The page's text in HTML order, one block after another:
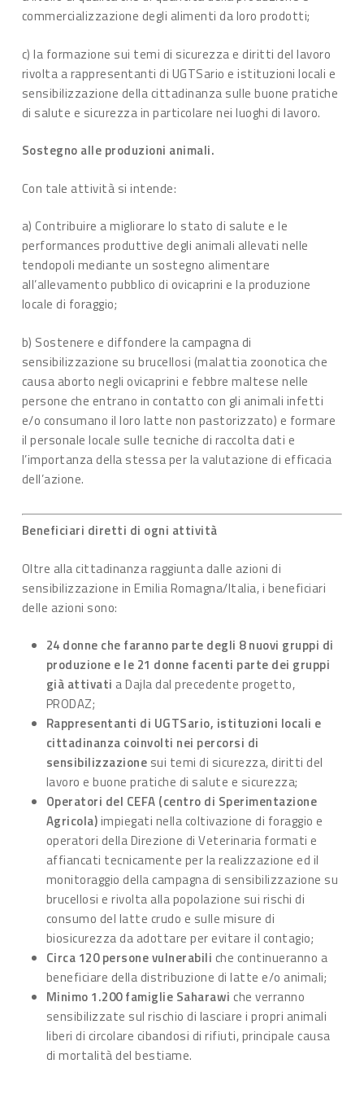
commercializzazione degli alimenti da loro prodotti;
c) la formazione sui temi di sicurezza e diritti del lavoro
rivolta a rappresentanti di UGTSario e istituzioni locali e
sensibilizzazione della cittadinanza sulle buone pratiche
di salute e sicurezza in particolare nei luoghi di lavoro.
Sostegno alle produzioni animali.
Con tale attività si intende:
a) Contribuire a migliorare lo stato di salute e le
performances produttive degli animali allevati nelle
tendopoli mediante un sostegno alimentare
all’allevamento pubblico di ovicaprini e la produzione
locale di foraggio;
b) Sostenere e diffondere la campagna di
sensibilizzazione su brucellosi (malattia zoonotica che
causa aborto negli ovicaprini e febbre maltese nelle
persone che entrano in contatto con gli animali infetti
e/o consumano il loro latte non pastorizzato) e formare
il personale locale sulle tecniche di raccolta dati e
l’importanza della stessa per la valutazione di efficacia
dell’azione.
Beneficiari diretti di ogni attività
Oltre alla cittadinanza raggiunta dalle azioni di
sensibilizzazione in Emilia Romagna/Italia, i beneficiari
delle azioni sono:
24 donne che faranno parte degli 8 nuovi gruppi di
produzione e le 21 donne facenti parte dei gruppi
già attivati a Dajla dal precedente progetto,
PRODAZ;
Rappresentanti di UGTSario, istituzioni locali e
cittadinanza coinvolti nei percorsi di
sensibilizzazione sui temi di sicurezza, diritti del
lavoro e buone pratiche di salute e sicurezza;
Operatori del CEFA (centro di Sperimentazione
Agricola)impiegati nella coltivazione di foraggio e
operatori della Direzione di Veterinaria formati e
affiancati tecnicamente per la realizzazione ed il
monitoraggio della campagna di sensibilizzazione su
brucellosi e rivolta alla popolazione sui rischi di
consumo del latte crudo e sulle misure di
biosicurezza da adottare per evitare il contagio;
Circa 120 persone vulnerabili che continueranno a
beneficiare della distribuzione di latte e/o animali;
Minimo 1.200 famiglie Saharawi che verranno
sensibilizzate sul rischio di lasciare i propri animali
liberi di circolare cibandosi di rifiuti, principale causa
di mortalità del bestiame.